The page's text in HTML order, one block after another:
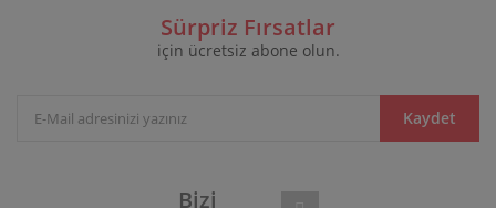
Yorum Yaz
Ürün resmi kalitesiz, bozuk veya görüntülenemiyor.
Ürün bilgilerinde hatalar bulunuyor.
Sürpriz Fırsatlar
için ücretsiz abone olun.
Kaydet
Bizi